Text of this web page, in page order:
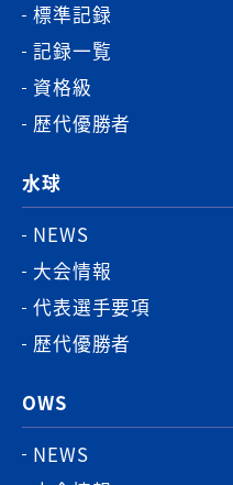
標準記録
記録一覧
資格級
歴代優勝者
水球
NEWS
大会情報
代表選手要項
歴代優勝者
OWS
NEWS